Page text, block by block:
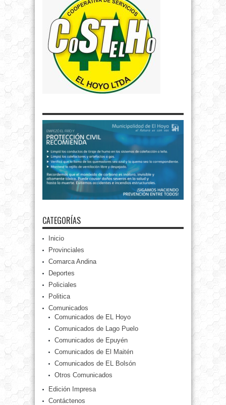
CATEGORÍAS
Inicio
Provinciales
Comarca Andina
Deportes
Policiales
Politica
Comunicados
Comunicados de EL Hoyo
Comunicados de Lago Puelo
Comunicados de Epuyén
Comunicados de El Maitén
Comunicados de EL Bolsón
Otros Comunicados
Edición Impresa
Contáctenos